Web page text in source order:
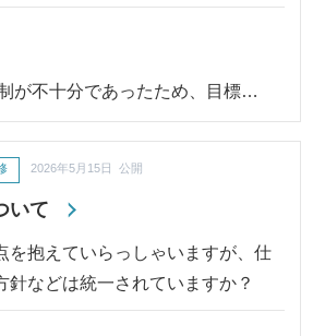
が不十分であったため、目標…
いて
2026年5月15日 公開
を抱えていらっしゃいますが、仕
針などは統一されていますか？